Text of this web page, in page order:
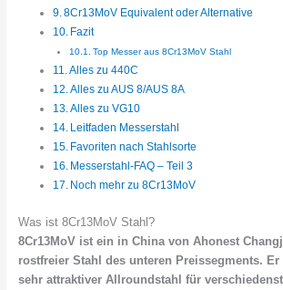
8Cr13MoV Equivalent oder Alternative
Fazit
Top Messer aus 8Cr13MoV Stahl
Alles zu 440C
Alles zu AUS 8/AUS 8A
Alles zu VG10
Leitfaden Messerstahl
Favoriten nach Stahlsorte
Messerstahl-FAQ – Teil 3
Noch mehr zu 8Cr13MoV
Was ist 8Cr13MoV Stahl?
8Cr13MoV ist ein in China von Ahonest
rostfreier Stahl des unteren Preissegments.
sehr attraktiver Allroundstahl für